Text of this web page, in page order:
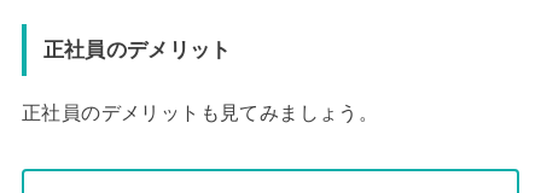
正社員のデメリット
正社員のデメリットも見てみましょう。